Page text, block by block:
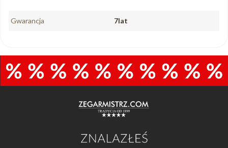
Gwarancja 7lat